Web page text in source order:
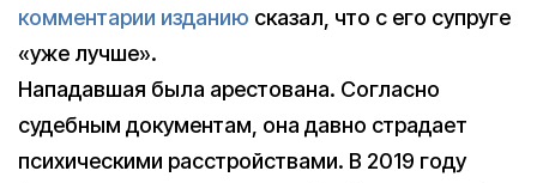
комментарии изданию сказал, что с его супруге
«уже лучше».
Нападавшая была арестована. Согласно
судебным документам, она давно страдает
психическими расстройствами. В 2019 году